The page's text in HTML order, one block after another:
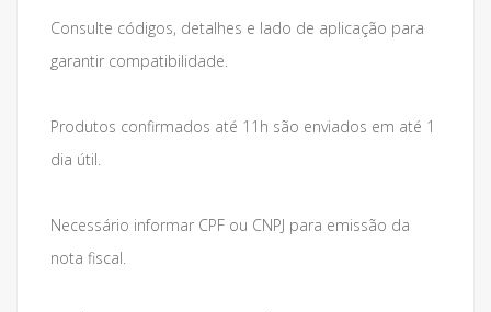
Consulte códigos, detalhes e lado de aplicação para
garantir compatibilidade.
Produtos confirmados até 11h são enviados em até 1
dia útil.
Necessário informar CPF ou CNPJ para emissão da
nota fiscal.